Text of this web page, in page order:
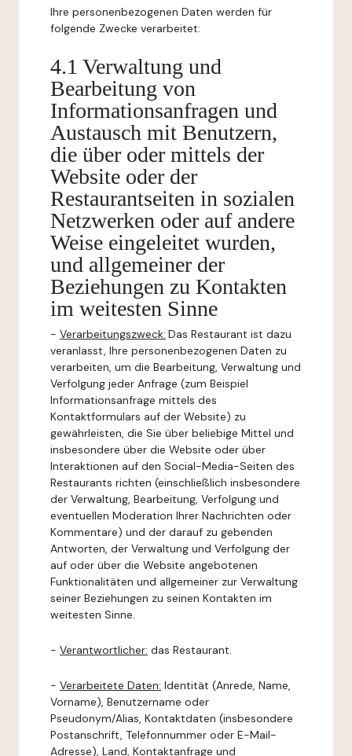
Ihre personenbezogenen Daten werden für
folgende Zwecke verarbeitet:
4.1 Verwaltung und
Bearbeitung von
Informationsanfragen und
Austausch mit Benutzern,
die über oder mittels der
Website oder der
Restaurantseiten in sozialen
Netzwerken oder auf andere
Weise eingeleitet wurden,
und allgemeiner der
Beziehungen zu Kontakten
im weitesten Sinne
- Verarbeitungszweck: Das Restaurant ist dazu
veranlasst, Ihre personenbezogenen Daten zu
verarbeiten, um die Bearbeitung, Verwaltung und
Verfolgung jeder Anfrage (zum Beispiel
Informationsanfrage mittels des
Kontaktformulars auf der Website) zu
gewährleisten, die Sie über beliebige Mittel und
insbesondere über die Website oder über
Interaktionen auf den Social-Media-Seiten des
Restaurants richten (einschließlich insbesondere
der Verwaltung, Bearbeitung, Verfolgung und
eventuellen Moderation Ihrer Nachrichten oder
Kommentare) und der darauf zu gebenden
Antworten, der Verwaltung und Verfolgung der
auf oder über die Website angebotenen
Funktionalitäten und allgemeiner zur Verwaltung
seiner Beziehungen zu seinen Kontakten im
weitesten Sinne.
- Verantwortlicher: das Restaurant.
- Verarbeitete Daten: Identität (Anrede, Name,
Vorname), Benutzername oder
Pseudonym/Alias, Kontaktdaten (insbesondere
Postanschrift, Telefonnummer oder E-Mail-
Adresse), Land, Kontaktanfrage und